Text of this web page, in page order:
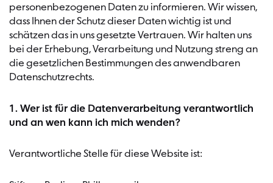
personenbezogenen Daten zu informieren. Wir wissen,
dass Ihnen der Schutz dieser Daten wichtig ist und
schätzen das in uns gesetzte Vertrauen. Wir halten uns
bei der Erhebung, Verarbeitung und Nutzung streng an
die gesetzlichen Bestimmungen des anwendbaren
Datenschutzrechts.
1. Wer ist für die Datenverarbeitung verantwortlich
und an wen kann ich mich wenden?
Verantwortliche Stelle für diese Website ist: